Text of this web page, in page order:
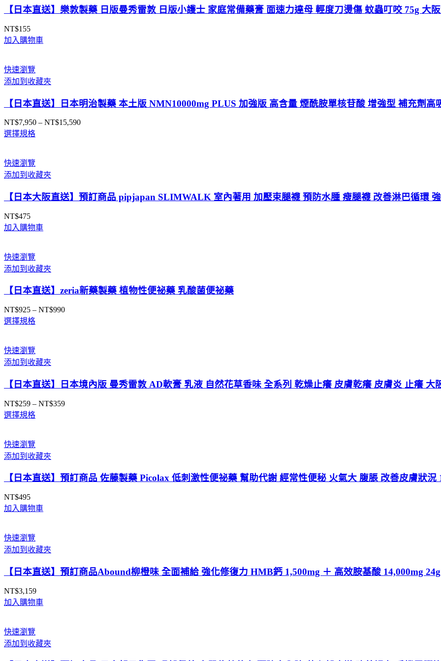
【日本直送】樂敦製藥 日版曼秀雷敦 日版小護士 家庭常備藥膏 面速力達母 輕度刀燙傷 蚊蟲叮咬 75g 大
NT$155
加入購物車
快速瀏覽
添加到收藏夾
【日本直送】日本明治製藥 本土版 NMN10000mg PLUS 加強版 高含量 煙酰胺單核苷酸 增強型 補充劑
NT$7,950 – NT$15,590價
選擇規格
快速瀏覽
添加到收藏夾
【日本大阪直送】預訂商品 pipjapan SLIMWALK 室內著用 加壓束腿襪 預防水腫 瘦腿襪 改善淋巴循環
NT$475
加入購物車
快速瀏覽
添加到收藏夾
【日本直送】zeria新藥製藥 植物性便祕藥 乳酸菌便祕藥
NT$925 – NT$990價
選擇規格
快速瀏覽
添加到收藏夾
【日本直送】日本境內版 曼秀雷敦 AD軟膏 乳液 自然花草香味 全系列 乾燥止癢 皮膚乾癢 皮膚炎 止癢 大
NT$259 – NT$359價
NT$359
選擇規格
快速瀏覽
添加到收藏夾
【日本直送】預訂商品 佐藤製藥 Picolax 低刺激性便祕藥 幫助代謝 經常性便秘 火氣大 腹脹 改善皮膚狀
NT$495
加入購物車
快速瀏覽
添加到收藏夾
【日本直送】預訂商品Abound柳橙味 全面補給 強化修復力 HMB鈣 1,500mg ＋ 高效胺基酸 14,000mg
NT$3,159
加入購物車
快速瀏覽
添加到收藏夾